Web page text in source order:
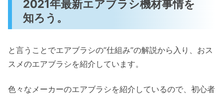
2021年最新エアブラシ機材事情を
知ろう。
と言うことでエアブラシの”仕組み”の解説から入り、おス
スメのエアブラシを紹介しています。
色々なメーカーのエアブラシを紹介しているので、初心者